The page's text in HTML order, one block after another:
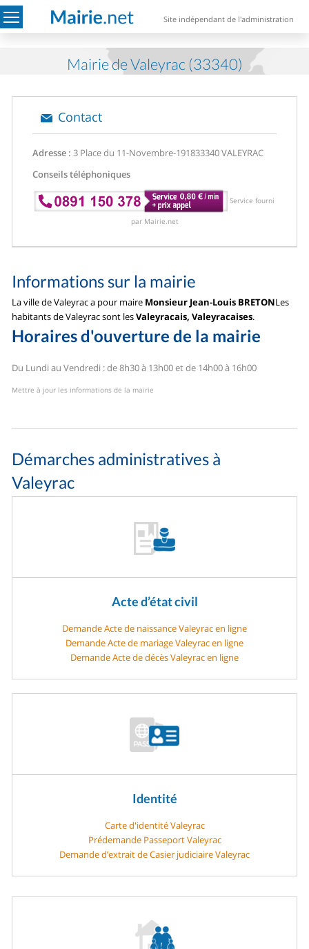
Site indépendant de l'administration
Mairie de Valeyrac (33340)
Contact
Adresse : 3 Place du 11-Novembre-191833340 VALEYRAC
Conseils téléphoniques
Service fourni
par Mairie.net
Informations sur la mairie
La ville de Valeyrac a pour maire Monsieur Jean-Louis BRETONLes
habitants de Valeyrac sont lesValeyracais, Valeyracaises.
Horaires d'ouverture de la mairie
Du Lundi au Vendredi : de 8h30 à 13h00 et de 14h00 à 16h00
Mettre à jour les informations de la mairie
Démarches administratives à
Valeyrac
Acte d’état civil
Demande Acte de naissance Valeyrac en ligne
Demande Acte de mariage Valeyrac en ligne
Demande Acte de décès Valeyrac en ligne
Identité
Carte d'identité Valeyrac
Prédemande Passeport Valeyrac
Demande d’extrait de Casier judiciaire Valeyrac